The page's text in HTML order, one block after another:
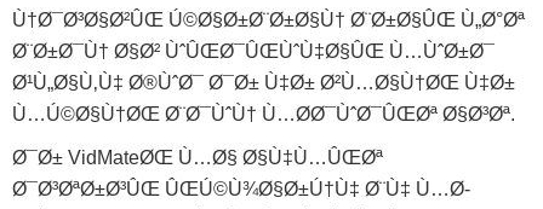
Ù†Ø¯Ø³Ø§Ø²ÛŒ Ú©Ø§Ø±Ø¨Ø±Ø§Ù† Ø¨Ø±Ø§ÛŒ Ù„Ø°Øª
Ø¨Ø±Ø¯Ù† Ø§Ø² ÙˆÛŒØ¯ÛŒÙˆÙ‡Ø§ÛŒ Ù…ÙˆØ±Ø¯
Ø¹Ù„Ø§Ù‚Ù‡ Ø®ÙˆØ¯ Ø¯Ø± Ù‡Ø± Ø²Ù…Ø§Ù†ØŒ Ù‡Ø±
Ù…Ú©Ø§Ù†ØŒ Ø¨Ø¯ÙˆÙ† Ù…Ø­Ø¯ÙˆØ¯ÛŒØª Ø§Ø³Øª.
Ø¯Ø± VidMateØŒ Ù…Ø§ Ø§Ù‡Ù…ÛŒØª
Ø¯Ø³ØªØ±Ø³ÛŒ ÛŒÚ©Ù¾Ø§Ø±Ú†Ù‡ Ø¨Ù‡ Ù…Ø­